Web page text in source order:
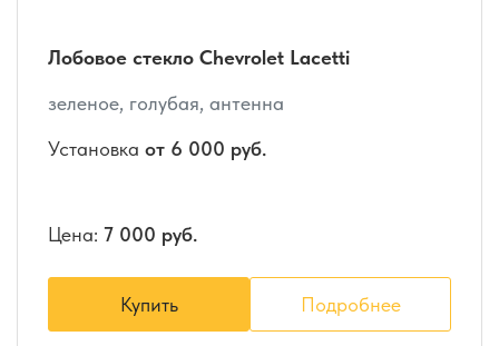
Лобовое стекло Chevrolet Lacetti
зеленое, голубая, антенна
Установка от 6 000 руб.
Цена: 7 000 руб.
Купить Подробнее